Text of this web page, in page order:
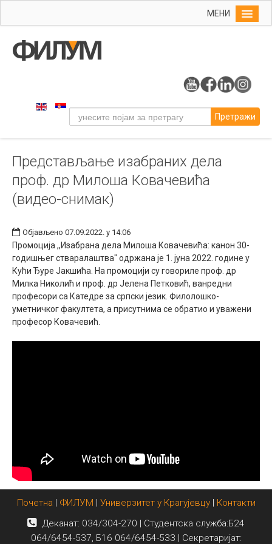
МЕНИ
Упис
Уметност
Издаваштво
Библиотека
Студенти
Претражи
Представљање изабраних дела
проф. др Милоша Ковачевића
(видео-снимак)
Објављено 07.09.2022. у 14:06
Промоција ,,Изабрана дела Милоша Ковачевића: канон 30-
годишњег стваралаштва" одржана је 1. јуна 2022. године у
Кући Ђуре Јакшића. На промоцији су говориле проф. др
Милка Николић и проф. др Јелена Петковић, ванредни
професори са Катедре за српски језик. Филолошко-
уметничког факултета, а присутнима се обратио и уважени
професор Ковачевић.
Почетна | ФИЛУМ | Универзитет у Крагујевцу| Контакти
Деканат: 034/304-270 | Студентска служба:Б24
064/6454-537, Б16 064/6454-533 | Секретаријат: